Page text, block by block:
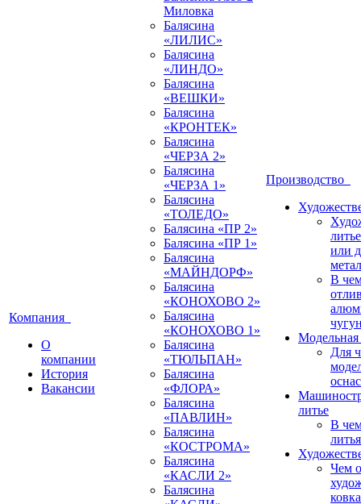
Компания
О
компании
История
Вакансии
Миловка
Балясина
«ЛИЛИС»
Балясина
«ЛИНДО»
Балясина
«ВЕШКИ»
Балясина
«КРОНТЕК»
Балясина
«ЧЕРЗА 2»
Балясина
«ЧЕРЗА 1»
Балясина
«ТОЛЕДО»
Балясина «ПР 2»
Балясина «ПР 1»
Балясина
«МАЙНДОРФ»
Балясина
«КОНОХОВО 2»
Балясина
«КОНОХОВО 1»
Балясина
«ТЮЛЬПАН»
Балясина
«ФЛОРА»
Балясина
«ПАВЛИН»
Балясина
«КОСТРОМА»
Балясина
«КАСЛИ 2»
Балясина
Производство
или
В
Модельная
Для
литье
В
Чем